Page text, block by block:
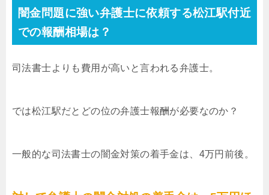
闇金問題に強い弁護士に依頼する松江駅付近
での報酬相場は？
司法書士よりも費用が高いと言われる弁護士。
では松江駅だとどの位の弁護士報酬が必要なのか？
一般的な司法書士の闇金対策の着手金は、4万円前後。